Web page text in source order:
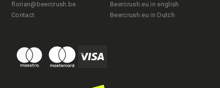
florian@beercrush.be
Contact
Beercrush.eu in english
Beercrush.eu in Dutch